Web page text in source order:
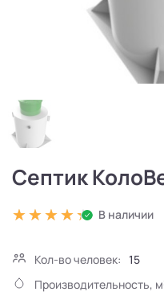
Септик
В наличии
Кол-во человек: 15
Производительность,